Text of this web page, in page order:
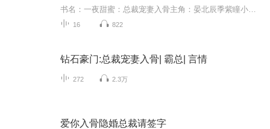
16 822
钻石豪门:总裁宠妻入骨| 霸总| 言情
272 2.3万
爱你入骨隐婚总裁请签字